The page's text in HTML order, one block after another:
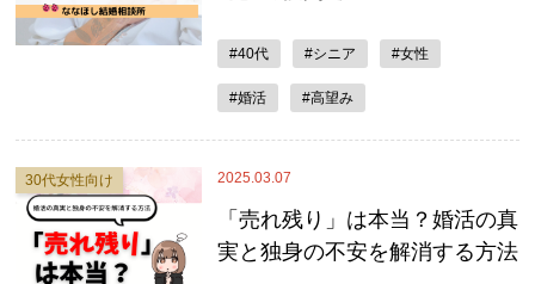
#40代 #シニア #女性
#婚活 #高望み
2025.03.07
30代女性向け
「売れ残り」は本当？婚活の真
実と独身の不安を解消する方法